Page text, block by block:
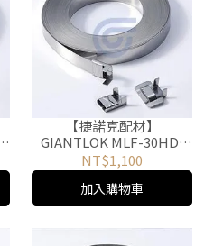
【捷諾克配材】
GIANTLOK MLF-30HD-
1604 不鏽鋼捲帶 白鐵捲帶
30M
NT$1,100
加入購物車